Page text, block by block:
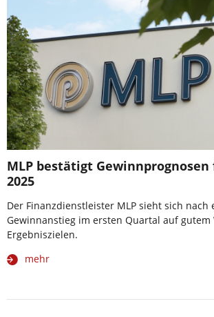
MLP bestätigt Gewinnprognosen
2025
Der Finanzdienstleister MLP sieht sich nach
Gewinnanstieg im ersten Quartal auf gutem
Ergebniszielen.
mehr